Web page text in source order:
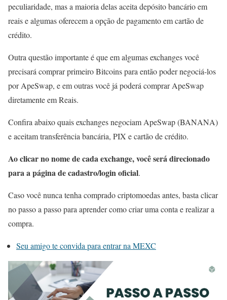
peculiaridade, mas a maioria delas aceita depósito bancário em
reais e algumas oferecem a opção de pagamento em cartão de
crédito.
Outra questão importante é que em algumas exchanges você
precisará comprar primeiro Bitcoins para então poder negociá-los
por ApeSwap, e em outras você já poderá comprar ApeSwap
diretamente em Reais.
Confira abaixo quais exchanges negociam ApeSwap (BANANA)
e aceitam transferência bancária, PIX e cartão de crédito.
Ao clicar no nome de cada exchange, você será direcionado
para a página de cadastro/login oficial.
Caso você nunca tenha comprado criptomoedas antes, basta clicar
no passo a passo para aprender como criar uma conta e realizar a
compra.
Seu amigo te convida para entrar na MEXC